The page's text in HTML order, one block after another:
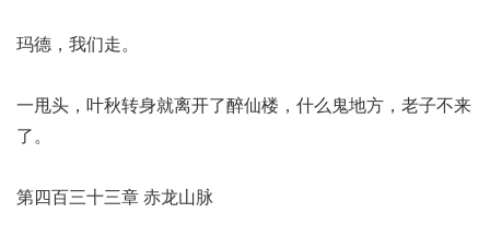
玛德，我们走。
一甩头，叶秋转身就离开了醉仙楼，什么鬼地方，老子不来
了。
第四百三十三章 赤龙山脉